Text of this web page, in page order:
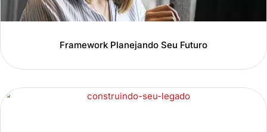
Framework Planejando Seu Futuro